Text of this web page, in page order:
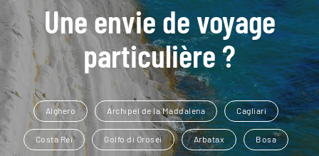
Une envie de voyage
particulière ?
Alghero Archipel de la Maddalena Cagliari
Costa Rei Golfo di Orosei Arbatax Bosa